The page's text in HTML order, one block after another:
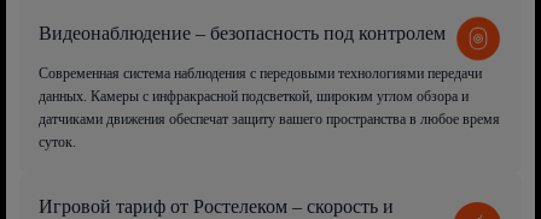
Видеонаблюдение – безопасность под контролем
Современная система наблюдения с передовыми технологиями передачи
данных. Камеры с инфракрасной подсветкой, широким углом обзора и
датчиками движения обеспечат защиту вашего пространства в любое время
суток.
Игровой тариф от Ростелеком – скорость и